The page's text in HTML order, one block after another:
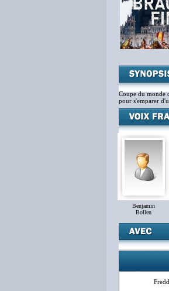
Coupe du monde
pour s'emparer
Benjamin
Bollen